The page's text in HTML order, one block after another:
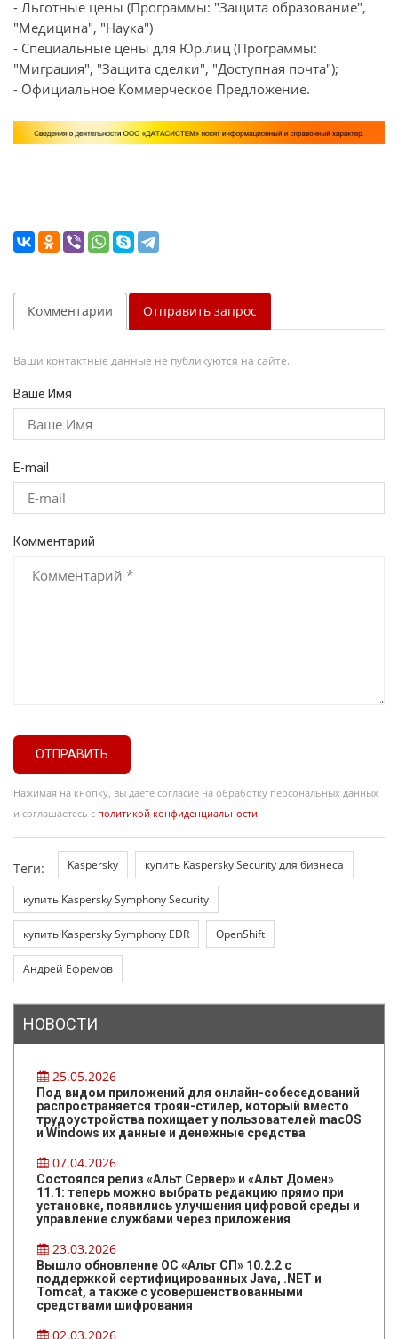
- Льготные цены (Программы: "Защита образование",
"Медицина", "Наука")
- Специальные цены для Юр.лиц (Программы:
"Миграция", "Защита сделки", "Доступная почта");
- Официальное Коммерческое Предложение.
Комментарии Отправить запрос
Ваши контактные данные не публикуются на сайте.
Ваше Имя
E-mail
Комментарий
ОТПРАВИТЬ
Нажимая на кнопку, вы даете согласие на обработку персональных данных
и соглашаетесь с политикой конфиденциальности
Теги: Kaspersky купить Kaspersky Security для бизнеса
купить Kaspersky Symphony Security
купить Kaspersky Symphony EDR OpenShift
Андрей Ефремов
НОВОСТИ
25.05.2026
Под видом приложений для онлайн-собеседований
распространяется троян-стилер, который вместо
трудоустройства похищает у пользователей macOS
и Windows их данные и денежные средства
07.04.2026
Состоялся релиз «Альт Сервер» и «Альт Домен»
11.1: теперь можно выбрать редакцию прямо при
установке, появились улучшения цифровой среды и
управление службами через приложения
23.03.2026
Вышло обновление ОС «Альт СП» 10.2.2 с
поддержкой сертифицированных Java, .NET и
Tomcat, а также с усовершенствованными
средствами шифрования
02.03.2026